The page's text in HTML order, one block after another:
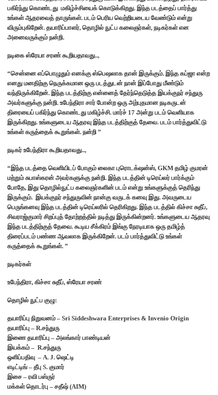
பகிர்ந்து கொண்டது மகிழ்ச்சியைக் கொடுக்கிறது. இந்த படத்தைப் பார்த்து
உங்கள் ஆதரவைத் தாருங்கள். படம் பெரிய வெற்றியடைய வேண்டும் என்று
விரும்புகிறேன். தயாரிப்பாளர், தொழில் நுட்ப கலைஞர்கள், நடிகர்கள் என
அனைவருக்கும் நன்றி.
நடிகை ஸ்ரேயா சரண் கூறியதாவது..,
“சென்னை எப்பொழுதும் எனக்கு ஸ்பெஷலாக தான் இருக்கும். இந்த கப்ஜா என்ற
எனது மனதிற்கு நெருக்கமான ஒரு படத்துடன் நான் இப்போது மீண்டும்
வந்திருக்கிறேன். இந்த படத்திற்கு என்னைத் தேர்ந்தெடுத்த இயக்குநர் சந்துரு
அவர்களுக்கு நன்றி. உபேந்திரா சார் போன்ற ஒரு அற்புதமான நடிகருடன்
திரையைப் பகிர்ந்து கொண்டது மகிழ்ச்சி. மார்ச் 17 அன்று படம் வெளியாக
இருக்கிறது. உங்களுடைய ஆதரவு இந்த படத்திற்குத் தேவை. படம் பார்த்துவிட்டு
உங்கள் கருத்தைக் கூறுங்கள். நன்றி ”
நடிகர் உபேந்திரா கூறியதாவது..,
“இந்த படத்தை வெளியிடப் போகும் லைகா புரொடக்‌ஷன்ஸ், GKM தமிழ் குமரன்
மற்றும் சுபாஸ்கரன் அவர்களுக்கு நன்றி. இந்த படத்தின் டிரெய்லர் பார்க்கும்
போதே, இது தொழில்நுட்ப கலைஞர்களின் படம் என்று உங்களுக்குத் தெரிந்து
இருக்கும். இயக்குநர் சந்துருவின் நான்கு வருடக் கனவு இது. அவருடைய
பெருங்கனவு இந்த படத்தின் டிரெய்லரில் தெரிகிறது. இந்த படத்தில் கிச்சா சுதீப்,
சிவராஜ்குமார் சிறப்புத் தோற்றத்தில் நடித்து இருக்கின்றனர். உங்களுடைய ஆதரவு
இந்த படத்திற்குத் தேவை. கூடிய சீக்கிரம் இங்கு நேரடியாக ஒரு தமிழ்த்
திரைப்படம் பண்ண ஆவலாக இருக்கிறேன். படம் பார்த்துவிட்டு உங்கள்
கருத்தைக் கூறுங்கள். ”
நடிகர்கள்
உபேந்திரா, கிச்சா சுதீப், ஸ்ரேயா சரண்
தொழில் நுட்ப குழு:
தயாரிப்பு நிறுவனம் – Sri Siddeshwara Enterprises & Invenio Origin
தயாரிப்பு – R.சந்துரு
இணை தயாரிப்பு – அலங்கார் பாண்டியன்
இயக்கம் – R.சந்துரு
ஒளிப்பதிவு – A. J. ஷெட்டி
எடிட்டிங் – தீபு S. குமார்
இசை – ரவி பஸ்ருர்
மக்கள் தொடர்பு – சதீஷ் (AIM)